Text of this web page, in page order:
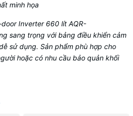
minh họa
Inverter 660 lít AQR-
sang trọng với bảng điều khiển cảm
sử dụng. Sản phẩm phù hợp cho
hoặc có nhu cầu bảo quản khối